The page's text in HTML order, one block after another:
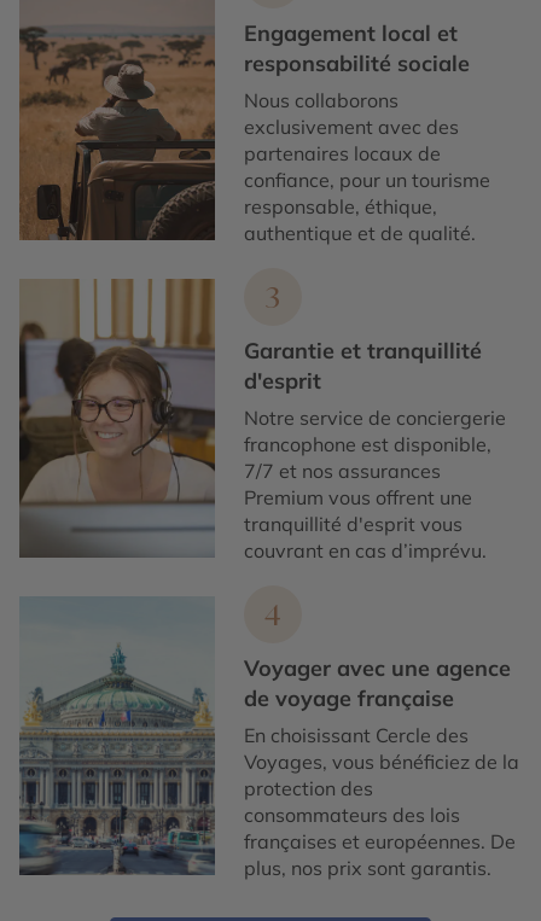
Engagement local et
responsabilité sociale
Nous collaborons
exclusivement avec des
partenaires locaux de
confiance, pour un tourisme
responsable, éthique,
authentique et de qualité.
3
Garantie et tranquillité
d'esprit
Notre service de conciergerie
francophone est disponible,
7/7 et nos assurances
Premium vous offrent une
tranquillité d'esprit vous
couvrant en cas d’imprévu.
4
Voyager avec une agence
de voyage française
En choisissant Cercle des
Voyages, vous bénéficiez de la
protection des
consommateurs des lois
françaises et européennes. De
plus, nos prix sont garantis.